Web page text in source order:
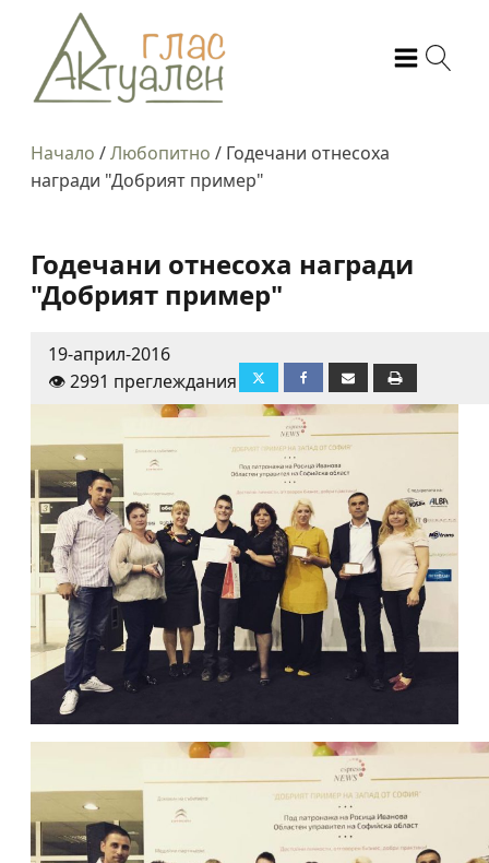
Начало /Любопитно / Годечани отнесоха
награди "Добрият пример"
Годечани отнесоха награди
"Добрият пример"
19-април-2016
👁️ 2991 преглеждания